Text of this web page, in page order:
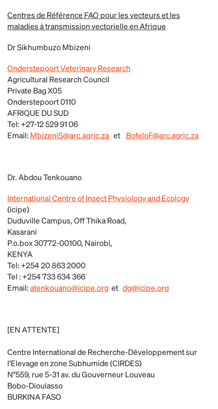
Centres de Référence FAO pour les vecteurs et les
maladies à transmission vectorielle en Afrique
Dr Sikhumbuzo Mbizeni
Onderstepoort Veterinary Research
Agricultural Research Council
Private Bag X05
Onderstepoort 0110
AFRIQUE DU SUD
Tel: +27-12 529 91 06
Email: MbizeniS@arc.agric.za et BofeloF@arc.agric.za
Dr. Abdou Tenkouano
International Centre of Insect Physiology and Ecology
(icipe)
Duduville Campus, Off Thika Road,
Kasarani
P.o.box 30772-00100, Nairobi,
KENYA
Tel: +254 20 863 2000
Tel : +254 733 634 366
Email:atenkouano@icipe.org et dg@icipe.org
[EN ATTENTE]
Centre International de Recherche-Développement sur
l’Elevage en zone Subhumide (CIRDES)
N°559, rue 5-31 av. du Gouverneur Louveau
Bobo-Dioulasso
BURKINA FASO